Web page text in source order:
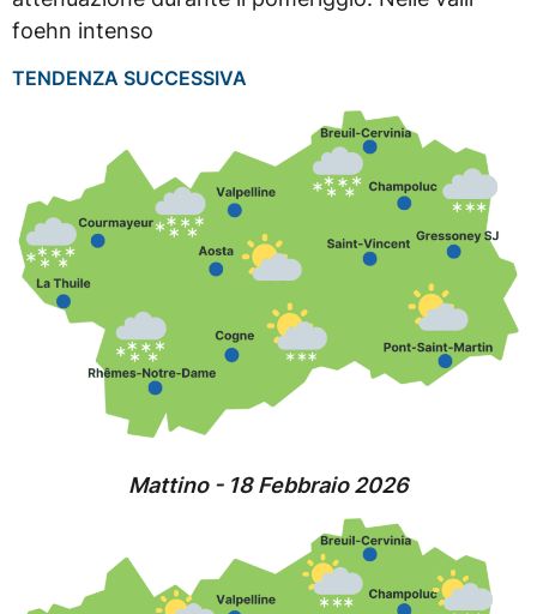
foehn intenso
TENDENZA SUCCESSIVA
Mattino - 18 Febbraio 2026